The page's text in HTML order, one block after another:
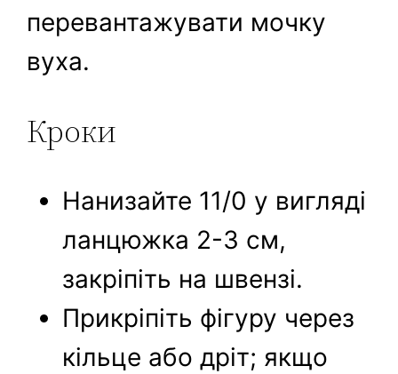
перевантажувати мочку
вуха.
Кроки
Нанизайте 11/0 у вигляді
ланцюжка 2-3 см,
закріпіть на швензі.
Прикріпіть фігуру через
кільце або дріт; якщо